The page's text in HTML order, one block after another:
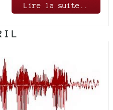
Lire la suite..